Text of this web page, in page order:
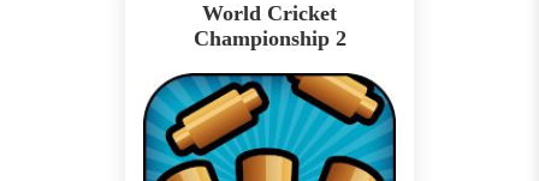
World Cricket
Championship 2